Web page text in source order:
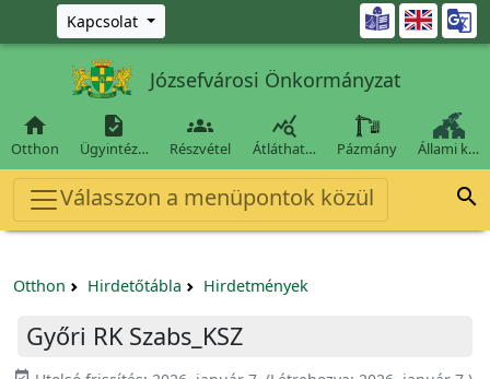
Ugrás a fő tartalomra
Kapcsolat 
Józsefvárosi Önkormányzat

Otthon

Ügyintéz…

Részvétel

Átláthat… Pázmány Állami k…
Válasszon a menüpontok közül 
Otthon Hirdetőtábla Hirdetmények
Győri RK Szabs_KSZ